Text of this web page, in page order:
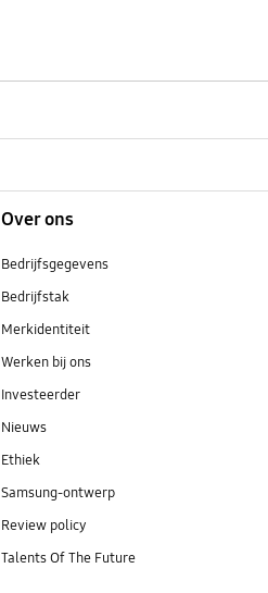
Over ons
Bedrijfsgegevens
Bedrijfstak
Merkidentiteit
Werken bij ons
Investeerder
Nieuws
Ethiek
Samsung-ontwerp
Review policy
Talents Of The Future